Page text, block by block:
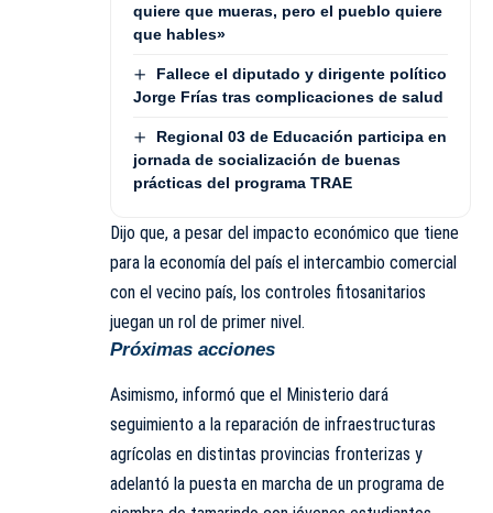
quiere que mueras, pero el pueblo quiere
que hables»
Fallece el diputado y dirigente político
Jorge Frías tras complicaciones de salud
Regional 03 de Educación participa en
jornada de socialización de buenas
prácticas del programa TRAE
Dijo que, a pesar del impacto económico que tiene
para la economía del país el intercambio comercial
con el vecino país, los controles fitosanitarios
juegan un rol de primer nivel.
Próximas acciones
Asimismo, informó que el Ministerio dará
seguimiento a la reparación de infraestructuras
agrícolas en distintas provincias fronterizas y
adelantó la puesta en marcha de un programa de